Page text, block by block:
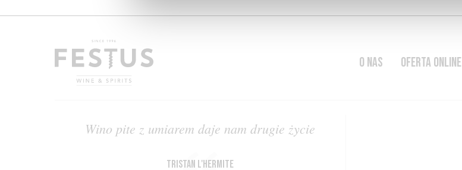
O NAS OFERTA ONLINE
Wino pite z umiarem daje nam drugie życie
Tristan L'Hermite